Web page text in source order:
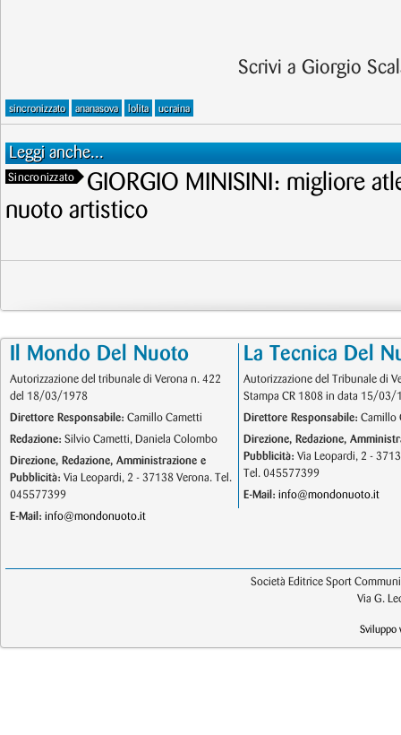
Scrivi a Giorgio
sincronizzato ananasova lolita ucraina
Leggi anche...
Sincronizzato
GIORGIO MINISINI: migliore
nuoto artistico
Il Mondo Del Nuoto
Autorizzazione del tribunale di Verona n. 422
del 18/03/1978
Direttore Responsabile: Camillo Cametti
Redazione: Silvio Cametti, Daniela Colombo
Direzione, Redazione, Amministrazione e
Pubblicità: Via Leopardi, 2 - 37138 Verona. Tel.
045577399
E-Mail: info@mondonuoto.it
La Tecnica Del
Autorizzazione del Tribunale di
Stampa CR 1808 in data 15/03/
Direttore Responsabile: Camillo
Direzione, Redazione,
Pubblicità: Via Leopardi, 2 -
Tel. 045577399
E-Mail: info@mondonuoto.it
Società Editrice Sport
Via G.
Sviluppo